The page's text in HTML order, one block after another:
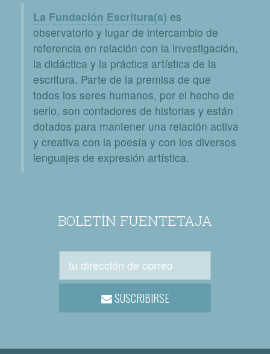
La Fundación Escritura(s) es
observatorio y lugar de intercambio de
referencia en relación con la investigación,
la didáctica y la práctica artística de la
escritura. Parte de la premisa de que
todos los seres humanos, por el hecho de
serlo, son contadores de historias y están
dotados para mantener una relación activa
y creativa con la poesía y con los diversos
lenguajes de expresión artística.
BOLETÍN FUENTETAJA
SUSCRIBIRSE